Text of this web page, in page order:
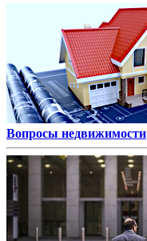
Вопросы недвижимости